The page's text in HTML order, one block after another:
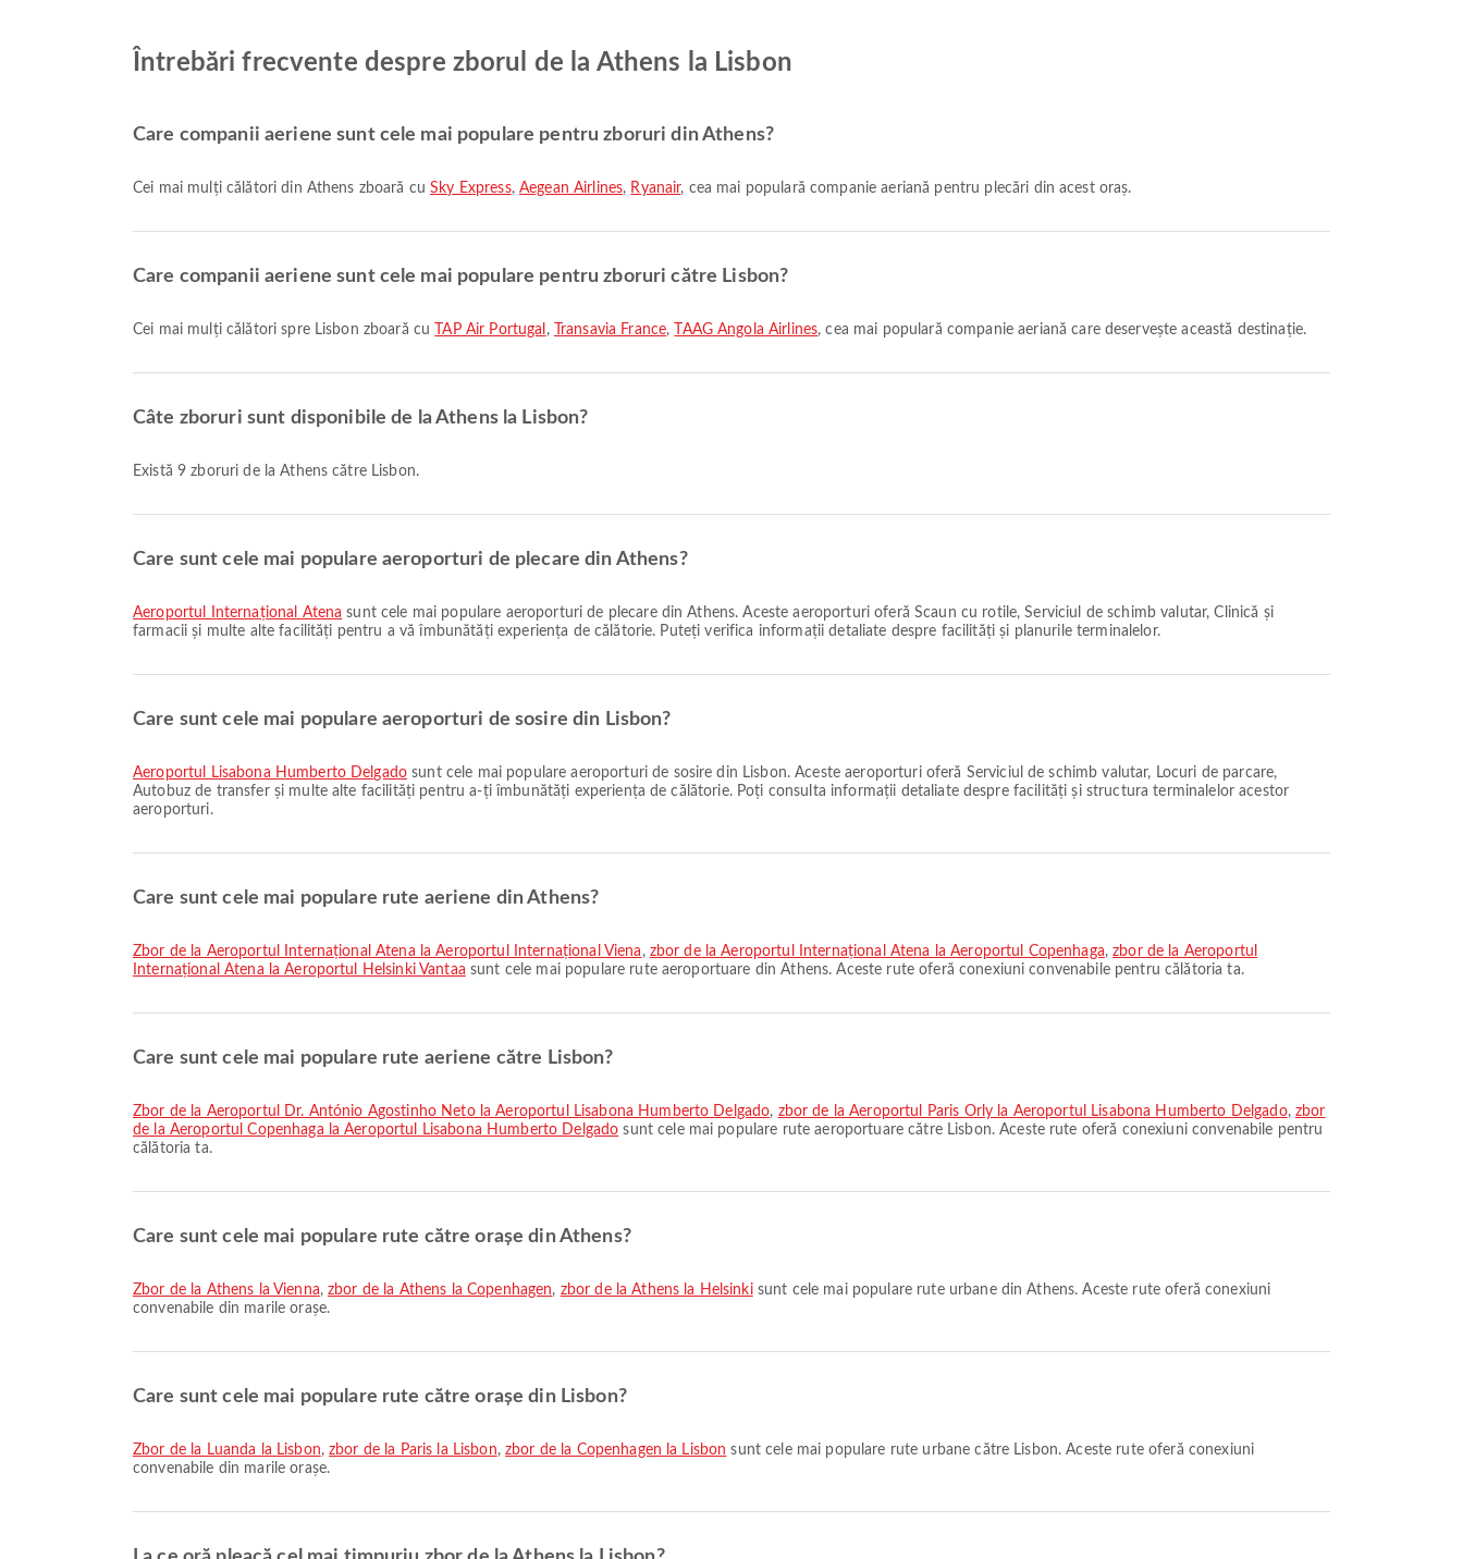
Întrebări frecvente despre zborul de la Athens la Lisbon
Care companii aeriene sunt cele mai populare pentru zboruri din Athens?
Cei mai mulți călători din Athens zboară cuSky Express, Aegean Airlines, Ryanair, cea mai populară companie aeriană pentru plecări din acest oraș.
Care companii aeriene sunt cele mai populare pentru zboruri către Lisbon?
Cei mai mulți călători spre Lisbon zboară cu TAP Air Portugal , Transavia France, TAAG Angola Airlines, cea mai populară companie aeriană care deservește această destinație.
Câte zboruri sunt disponibile de la Athens la Lisbon?
Există 9 zboruri de la Athens către Lisbon.
Care sunt cele mai populare aeroporturi de plecare din Athens?
Aeroportul Internațional Atena sunt cele mai populare aeroporturi de plecare din Athens. Aceste aeroporturi oferă Scaun cu rotile, Serviciul de schimb valutar, Clinică și
farmacii și multe alte facilități pentru a vă îmbunătăți experiența de călătorie. Puteți verifica informații detaliate despre facilități și planurile terminalelor.
Care sunt cele mai populare aeroporturi de sosire din Lisbon?
Aeroportul Lisabona Humberto Delgado sunt cele mai populare aeroporturi de sosire din Lisbon. Aceste aeroporturi oferă Serviciul de schimb valutar, Locuri de parcare,
Autobuz de transfer și multe alte facilități pentru a-ți îmbunătăți experiența de călătorie. Poți consulta informații detaliate despre facilități și structura terminalelor acestor
aeroporturi.
Care sunt cele mai populare rute aeriene din Athens?
zbor de la Aeroportul Internațional Atena la Aeroportul Internațional Viena , zbor de la Aeroportul Internațional Atena la Aeroportul Copenhaga,zbor de la Aeroportul
Internațional Atena la Aeroportul Helsinki Vantaa sunt cele mai populare rute aeroportuare din Athens. Aceste rute oferă conexiuni convenabile pentru călătoria ta.
Care sunt cele mai populare rute aeriene către Lisbon?
zbor de la Aeroportul Dr. António Agostinho Neto la Aeroportul Lisabona Humberto Delgado, zbor de la Aeroportul Paris Orly la Aeroportul Lisabona Humberto Delgado, zbor
de la Aeroportul Copenhaga la Aeroportul Lisabona Humberto Delgado sunt cele mai populare rute aeroportuare către Lisbon. Aceste rute oferă conexiuni convenabile pentru
călătoria ta.
Care sunt cele mai populare rute către orașe din Athens?
zbor de la Athens la Vienna,zbor de la Athens la Copenhagen, zbor de la Athens la Helsinkisunt cele mai populare rute urbane din Athens. Aceste rute oferă conexiuni
convenabile din marile orașe.
Care sunt cele mai populare rute către orașe din Lisbon?
zbor de la Luanda la Lisbon,zbor de la Paris la Lisbon, zbor de la Copenhagen la Lisbon sunt cele mai populare rute urbane către Lisbon. Aceste rute oferă conexiuni
convenabile din marile orașe.